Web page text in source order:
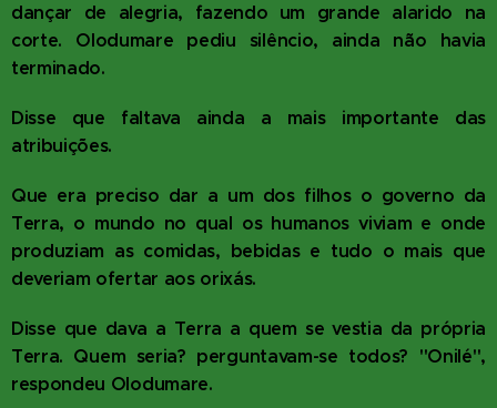
dançar de alegria, fazendo um grande alarido na
corte. Olodumare pediu silêncio, ainda não havia
terminado.
Disse que faltava ainda a mais importante das
atribuições.
Que era preciso dar a um dos filhos o governo da
Terra, o mundo no qual os humanos viviam e onde
produziam as comidas, bebidas e tudo o mais que
deveriam ofertar aos orixás.
Disse que dava a Terra a quem se vestia da própria
Terra. Quem seria? perguntavam-se todos? "Onilé",
respondeu Olodumare.